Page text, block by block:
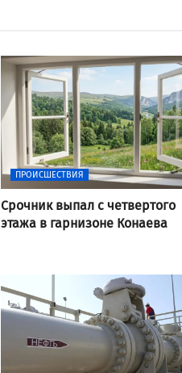
ПРОИСШЕСТВИЯ
Срочник выпал с четвертого
этажа в гарнизоне Конаева